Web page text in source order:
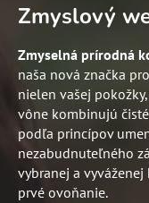
Zmyslový
Zmyselná prírodná
naša nová značka
nielen vašej
vône kombinujú
podľa princípov
nezabudnuteľného
vybranej a
prvé ovoňanie.